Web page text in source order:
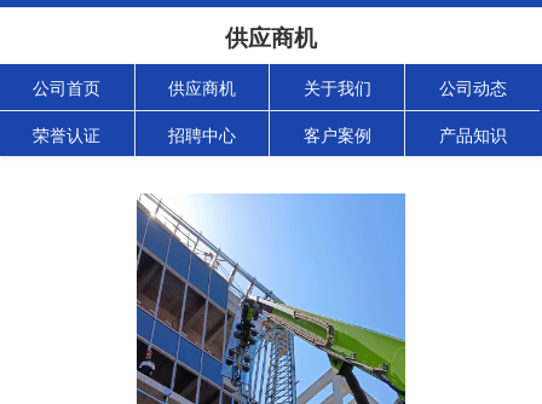
供应商机
公司首页 供应商机 关于我们 公司动态
荣誉认证 招聘中心 客户案例 产品知识